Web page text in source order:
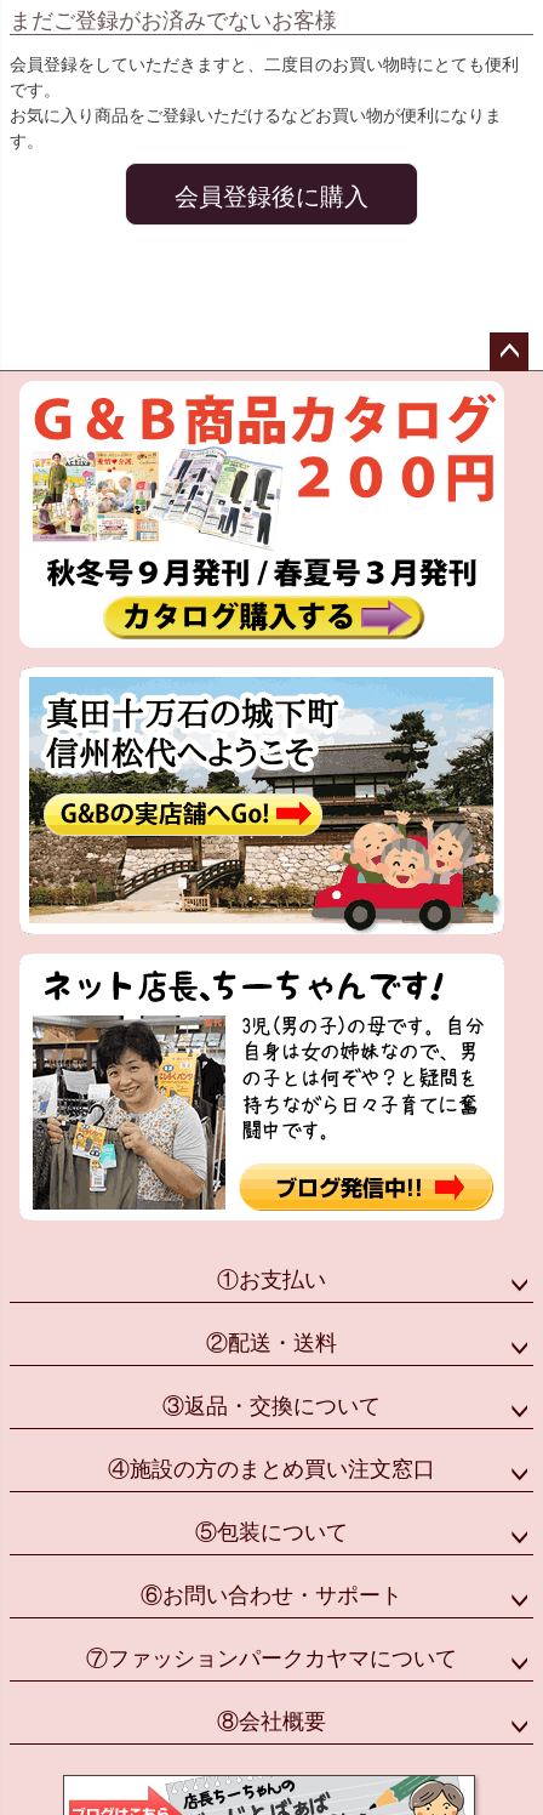
まだご登録がお済みでないお客様
会員登録をしていただきますと、二度目のお買い物時にとても便利
です。
お気に入り商品をご登録いただけるなどお買い物が便利になりま
す。
会員登録後に購入
ペー
へ
①お支払い
②配送・送料
③返品・交換について
④施設の方のまとめ買い注文窓口
⑤包装について
⑥お問い合わせ・サポート
⑦ファッションパークカヤマについて
⑧会社概要